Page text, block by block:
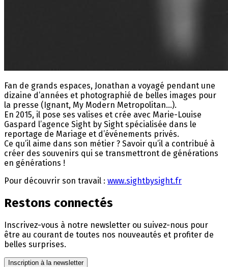
Fan de grands espaces, Jonathan a voyagé pendant une
dizaine d’années et photographié de belles images pour
la presse (Ignant, My Modern Metropolitan...).
En 2015, il pose ses valises et crée avec Marie-Louise
Gaspard l’agence Sight by Sight spécialisée dans le
reportage de Mariage et d’événements privés.
Ce qu’il aime dans son métier ? Savoir qu’il a contribué à
créer des souvenirs qui se transmettront de générations
en générations !
Pour découvrir son travail : www.sightbysight.fr
Restons connectés
Inscrivez-vous à notre newsletter ou suivez-nous pour
être au courant de toutes nos nouveautés et profiter de
belles surprises.
Inscription à la newsletter